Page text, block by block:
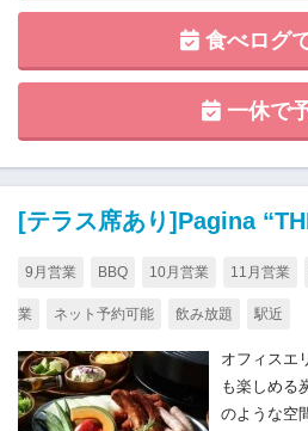
食べログ
一休で
[テラス席あり]Pagina
9月営業 BBQ 10月営業 11月営業
業 ネット予約可能 飲み放題 駅近
オフィスエ
も楽しめる
のような空